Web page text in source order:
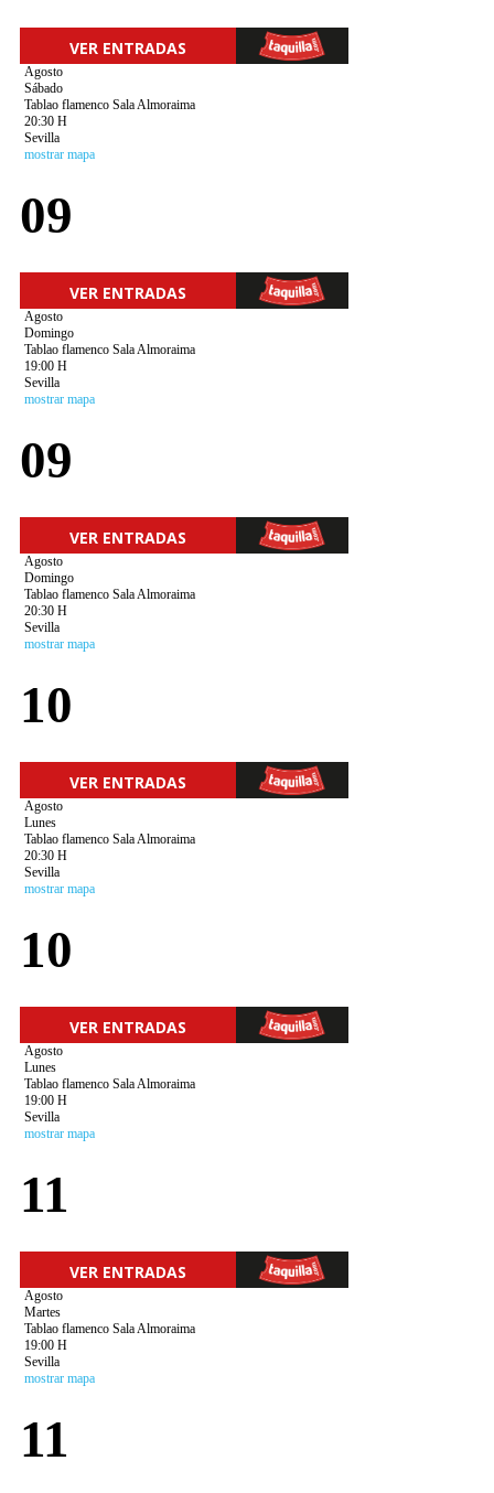
VER ENTRADAS
Agosto
Sábado
Tablao flamenco Sala Almoraima
20:30 H
Sevilla
mostrar mapa
09
VER ENTRADAS
Agosto
Domingo
Tablao flamenco Sala Almoraima
19:00 H
Sevilla
mostrar mapa
09
VER ENTRADAS
Agosto
Domingo
Tablao flamenco Sala Almoraima
20:30 H
Sevilla
mostrar mapa
10
VER ENTRADAS
Agosto
Lunes
Tablao flamenco Sala Almoraima
20:30 H
Sevilla
mostrar mapa
10
VER ENTRADAS
Agosto
Lunes
Tablao flamenco Sala Almoraima
19:00 H
Sevilla
mostrar mapa
11
VER ENTRADAS
Agosto
Martes
Tablao flamenco Sala Almoraima
19:00 H
Sevilla
mostrar mapa
11